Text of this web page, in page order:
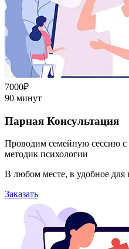
7000₽
90 минут
Парная Консультация
Проводим семейную сессию
методик психологии
В любом месте, в удобное
Заказать